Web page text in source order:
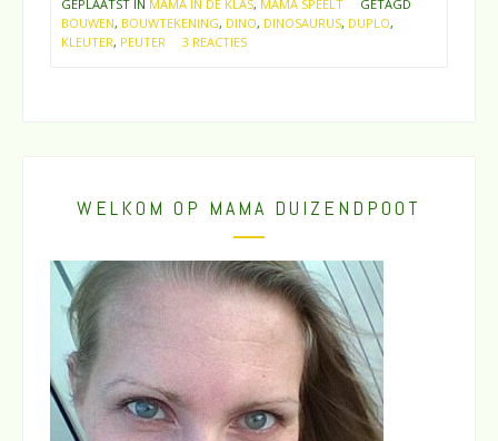
GEPLAATST IN MAMA IN DE KLAS, MAMA SPEELT
GETAGD
BOUWEN, BOUWTEKENING, DINO, DINOSAURUS, DUPLO,
KLEUTER, PEUTER 3 REACTIES
WELKOM OP MAMA DUIZENDPOOT